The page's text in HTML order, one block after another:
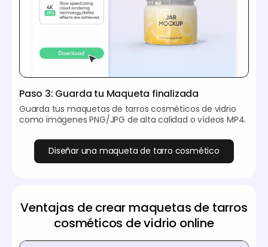
Paso 3: Guarda tu Maqueta finalizada
Guarda tus maquetas de tarros cosméticos de vidrio
como imágenes PNG/JPG de alta calidad o vídeos MP4.
Diseñar una maqueta de tarro cosmético
Ventajas de crear maquetas de tarros
cosméticos de vidrio online